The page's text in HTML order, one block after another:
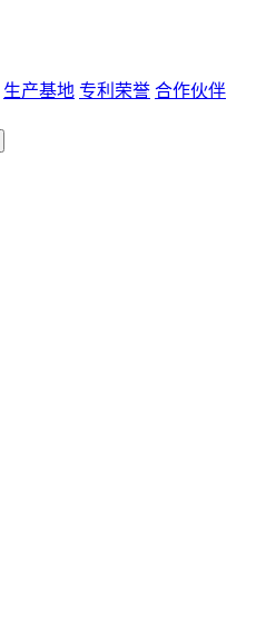
生产基地 专利荣誉 合作伙伴